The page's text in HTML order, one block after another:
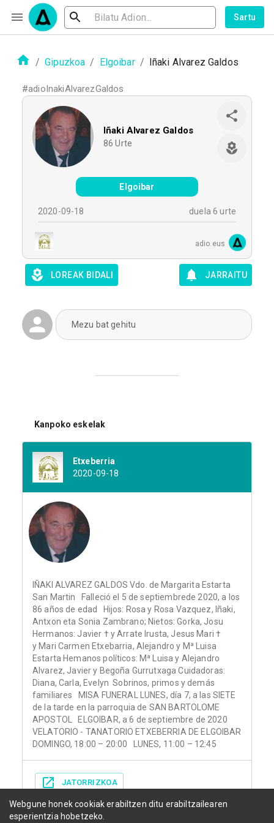
Sartu
/ Gipuzkoa / Elgoibar / Iñaki Alvarez Galdos
#adioInakiAlvarezGaldos
Iñaki Alvarez Galdos
86 Urte
Elgoibar
2020-09-18 duela 6 urte
adio.eus
LOREAK BIDALI JARRAITU
Mezu bat gehitu
Kanpoko eskelak
Etxeberria
2020-09-18
IÑAKI ALVAREZ GALDOS Vdo. de Margarita Estarta
San Martin Falleció el 5 de septiembrede 2020, a los
86 años de edad Hijos: Rosa y Rosa Vazquez, Iñaki,
Antxon eta Sonia Zambrano; Nietos: Gorka, Josu
Hermanos: Javier † y Arrate Irusta, Jesus Mari †
y Mari Carmen Etxebarria, Alejandro y Mª Luisa
Estarta Hemanos políticos: Mª Luisa y Alejandro
Alvarez, Javier y Begoña Gurrutxaga Cuidadoras:
Diana, Carla, Evelyn Sobrinos, primos y demás
familiares MISA FUNERAL LUNES, día 7, a las SIETE
de la tarde en la parroquia de SAN BARTOLOME
APOSTOL ELGOIBAR, a 6 de septiembre de 2020
VELATORIO - TANATORIO ETXEBERRIA DE ELGOIBAR
DOMINGO, 18:00 – 20:00 LUNES, 11:00 – 12:45
JATORRIZKOA
Webgune honek cookiak erabiltzen ditu erabiltzailearen
esperientzia hobetzeko.